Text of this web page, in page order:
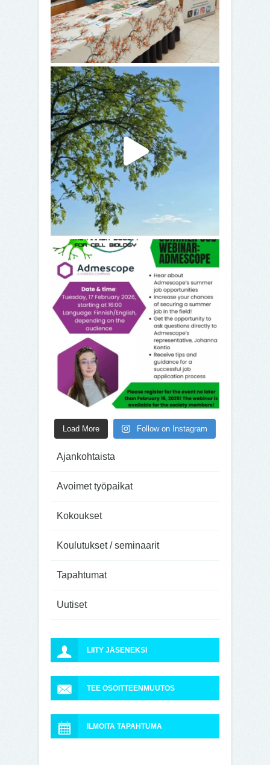
Load More Follow on Instagram
Ajankohtaista
Avoimet työpaikat
Kokoukset
Koulutukset / seminaarit
Tapahtumat
Uutiset
LIITY JÄSENEKSI
TEE OSOITTEENMUUTOS
ILMOITA TAPAHTUMA